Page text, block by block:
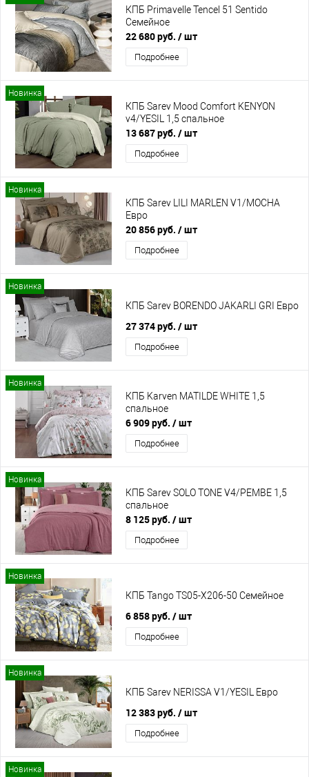
КПБ Primavelle Tencel 51 Sentido
Семейное
22 680 руб. / шт
Подробнее
Новинка
КПБ Sarev Mood Comfort KENYON
v4/YESIL 1,5 спальное
13 687 руб. / шт
Подробнее
Новинка
КПБ Sarev LILI MARLEN V1/MOCHA
Евро
20 856 руб. / шт
Подробнее
Новинка
КПБ Sarev BORENDO JAKARLI GRI Евро
27 374 руб. / шт
Подробнее
Новинка
КПБ Karven MATILDE WHITE 1,5
спальное
6 909 руб. / шт
Подробнее
Новинка
КПБ Sarev SOLO TONE V4/PEMBE 1,5
спальное
8 125 руб. / шт
Подробнее
Новинка
КПБ Tango TS05-X206-50 Семейное
6 858 руб. / шт
Подробнее
Новинка
КПБ Sarev NERISSA V1/YESIL Евро
12 383 руб. / шт
Подробнее
Новинка